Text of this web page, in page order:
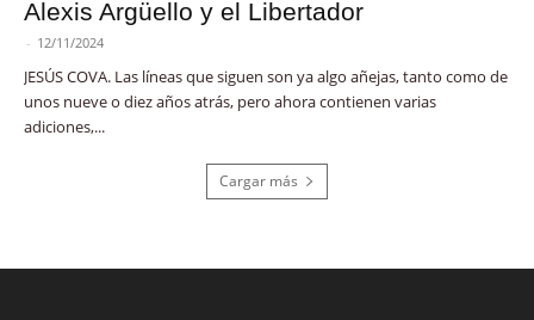
Alexis Argüello y el Libertador
- 12/11/2024
JESÚS COVA. Las líneas que siguen son ya algo añejas, tanto como de
unos nueve o diez años atrás, pero ahora contienen varias
adiciones,...
Cargar más